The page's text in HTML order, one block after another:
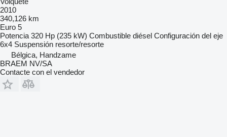
2010
340,126 km
Euro 5
Potencia 320 Hp (235 kW) Combustible diésel Configuración del eje
6x4 Suspensión resorte/resorte
Bélgica, Handzame
BRAEM NV/SA
Contacte con el vendedor